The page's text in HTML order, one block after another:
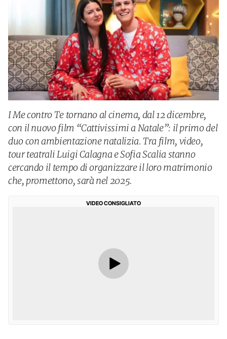
I Me contro Te tornano al cinema, dal 12 dicembre,
con il nuovo film “Cattivissimi a Natale”: il primo del
duo con ambientazione natalizia. Tra film, video,
tour teatrali Luigi Calagna e Sofia Scalia stanno
cercando il tempo di organizzare il loro matrimonio
che, promettono, sarà nel 2025.
VIDEO CONSIGLIATO